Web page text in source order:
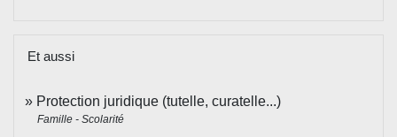
Et aussi
Protection juridique (tutelle, curatelle...)
Famille - Scolarité